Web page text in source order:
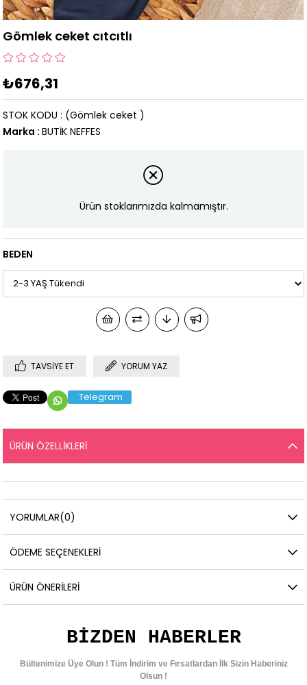
Gömlek ceket cıtcıtlı
₺676,31
(Gömlek ceket )
STOK KODU
Marka : BUTİK NEFFES
Ürün stoklarımızda kalmamıştır.
BEDEN
TAVSIYE ET YORUM YAZ
Telegram
ÜRÜN ÖZELLIKLERI
YORUMLAR(0)
ÖDEME SEÇENEKLERI
ÜRÜN ÖNERILERI
BIZDEN HABERLER
Bültenimize Üye Olun ! Tüm İndirim ve Fırsatlardan İlk Sizin Haberiniz
Olsun !